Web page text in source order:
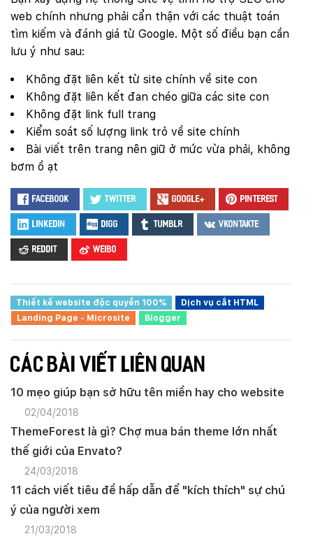
web chính nhưng phải cẩn thận với các thuật toán
tìm kiếm và đánh giá từ Google. Một số điều bạn cần
lưu ý như sau:
Không đặt liên kết từ site chính về site con
Không đặt liên kết đan chéo giữa các site con
Không đặt link full trang
Kiểm soát số lượng link trỏ về site chính
Bài viết trên trang nên giữ ở mức vừa phải, không
bơm ồ ạt
Facebook Twitter Google+ Pinterest
LinkedIn Digg Tumblr VKontakte
Reddit Weibo
Thiết kế website độc quyền 100%
Dịch vụ cắt HTML
Landing Page - Microsite
Blogger
CÁC BÀI VIẾT LIÊN QUAN
10 mẹo giúp bạn sở hữu tên miền hay cho website
02/04/2018
ThemeForest là gì? Chợ mua bán theme lớn nhất
thế giới của Envato?
24/03/2018
11 cách viết tiêu đề hấp dẫn để "kích thích" sự chú
ý của người xem
21/03/2018